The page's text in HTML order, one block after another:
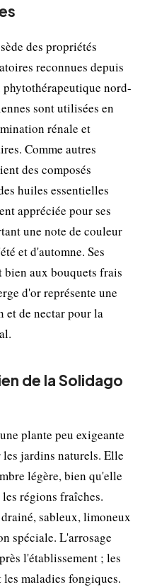
des propriétés
reconnues depuis
nord-
sont utilisées en
rénale et
Comme autres
des composés
huiles essentielles
appréciée pour ses
une note de couleur
et d'automne. Ses
aux bouquets frais
d'or représente une
et de nectar pour la
de la Solidago
plante peu exigeante
jardins naturels. Elle
légère, bien qu'elle
régions fraîches.
sableux, limoneux
spéciale. L'arrosage
l'établissement ; les
maladies fongiques.